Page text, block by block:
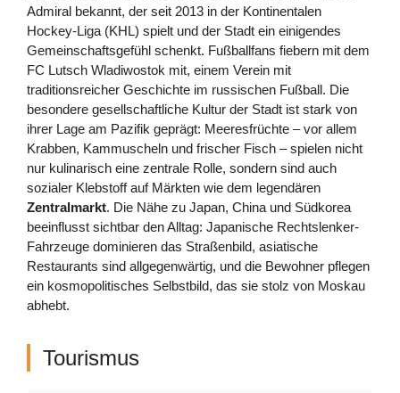
Admiral bekannt, der seit 2013 in der Kontinentalen
Hockey-Liga (KHL) spielt und der Stadt ein einigendes
Gemeinschaftsgefühl schenkt. Fußballfans fiebern mit dem
FC Lutsch Wladiwostok mit, einem Verein mit
traditionsreicher Geschichte im russischen Fußball. Die
besondere gesellschaftliche Kultur der Stadt ist stark von
ihrer Lage am Pazifik geprägt: Meeresfrüchte – vor allem
Krabben, Kammuscheln und frischer Fisch – spielen nicht
nur kulinarisch eine zentrale Rolle, sondern sind auch
sozialer Klebstoff auf Märkten wie dem legendären
Zentralmarkt. Die Nähe zu Japan, China und Südkorea
beeinflusst sichtbar den Alltag: Japanische Rechtslenker-
Fahrzeuge dominieren das Straßenbild, asiatische
Restaurants sind allgegenwärtig, und die Bewohner pflegen
ein kosmopolitisches Selbstbild, das sie stolz von Moskau
abhebt.
Tourismus